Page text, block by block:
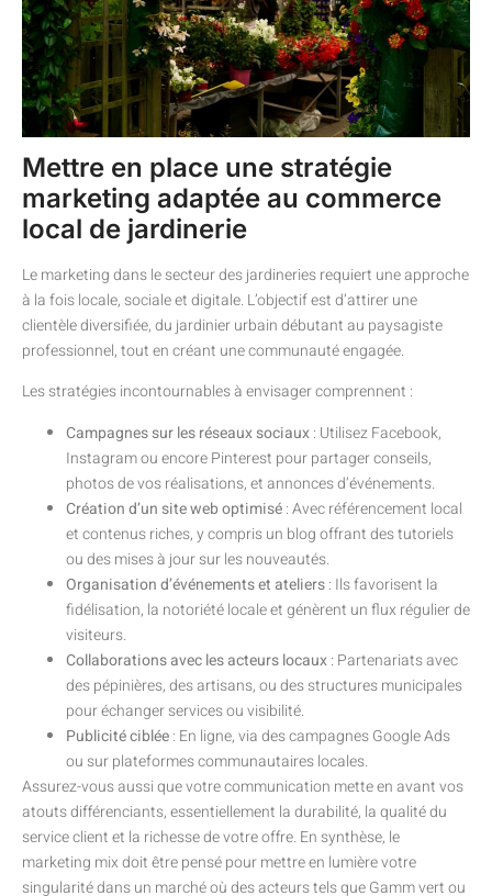
Mettre en place une stratégie
marketing adaptée au commerce
local de jardinerie
Le marketing dans le secteur des jardineries requiert une approche
à la fois locale, sociale et digitale. L’objectif est d’attirer une
clientèle diversifiée, du jardinier urbain débutant au paysagiste
professionnel, tout en créant une communauté engagée.
Les stratégies incontournables à envisager comprennent :
Campagnes sur les réseaux sociaux: Utilisez Facebook,
Instagram ou encore Pinterest pour partager conseils,
photos de vos réalisations, et annonces d’événements.
Création d’un site web optimisé: Avec référencement local
et contenus riches, y compris un blog offrant des tutoriels
ou des mises à jour sur les nouveautés.
Organisation d’événements et ateliers: Ils favorisent la
fidélisation, la notoriété locale et génèrent un flux régulier de
visiteurs.
Collaborations avec les acteurs locaux: Partenariats avec
des pépinières, des artisans, ou des structures municipales
pour échanger services ou visibilité.
Publicité ciblée: En ligne, via des campagnes Google Ads
ou sur plateformes communautaires locales.
Assurez-vous aussi que votre communication mette en avant vos
atouts différenciants, essentiellement la durabilité, la qualité du
service client et la richesse de votre offre. En synthèse, le
marketing mix doit être pensé pour mettre en lumière votre
singularité dans un marché où des acteurs tels que Gamm vert ou